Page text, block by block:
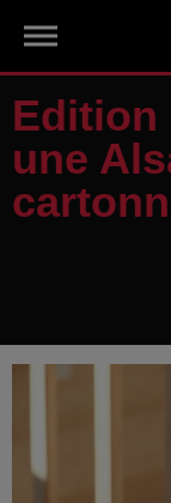
Edition
une